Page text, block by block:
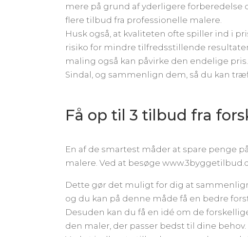
mere på grund af yderligere forberedelse
flere tilbud fra professionelle malere.
Husk også, at kvaliteten ofte spiller ind i
risiko for mindre tilfredsstillende
maling også kan påvirke den endelige
Sindal, og sammenlign dem, så du kan
Få op til 3 tilbud fra
En af de smartest måder at spare penge
malere. Ved at besøge
Dette gør det muligt for dig at
og du kan på denne måde få en bedre
Desuden kan du få en idé om de
den maler, der passer bedst til dine behov.